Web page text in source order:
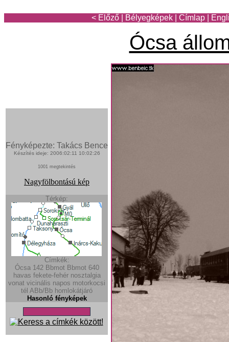
< Előző Bélyegképek Címlap
Ócsa
Fényképezte: Takács Bence
Készítés ideje: 2006:02:11 10:02:26
1001 megtekintés
Nagyfölbontású kép
Térkép:
Címkék:
Ócsa 142 Bbmot Bbmot 640
havas fekete-fehér nosztalgia
vonat vicinális napos motorkocsi
tél ABb/Bb homlokátjáró
Hasonló fényképek